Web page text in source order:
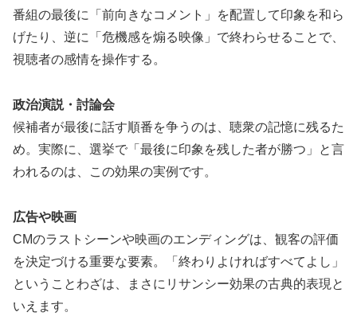
番組の最後に「前向きなコメント」を配置して印象を和ら
げたり、逆に「危機感を煽る映像」で終わらせることで、
視聴者の感情を操作する。
政治演説・討論会
候補者が最後に話す順番を争うのは、聴衆の記憶に残るた
め。実際に、選挙で「最後に印象を残した者が勝つ」と言
われるのは、この効果の実例です。
広告や映画
CMのラストシーンや映画のエンディングは、観客の評価
を決定づける重要な要素。「終わりよければすべてよし」
ということわざは、まさにリサンシー効果の古典的表現と
いえます。